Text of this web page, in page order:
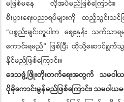
မဖြစ်မနေ လိုအပ်မည်ဖြစ်ကြောင်
စီးပွားရေးပညာရပ်များကို ထည့်သွင်းသင်ကြ
“ပစ္စည်းချင်းတူပါက ဈေးနှုန်း သက်သာရ
ကောင်းရမည်” ဖြစ်ပြီး ထိုသို့ဆောင်ရွ
နိုင်မည်ဖြစ်ကြောင်း။
ဒေသဖွံ့ဖြိုးတိုးတက်ရေးအတွက် သမဝါ
ပိုမိုကောင်းမွန်မည်ဖြစ်ကြောင်း၊ သမဝါ